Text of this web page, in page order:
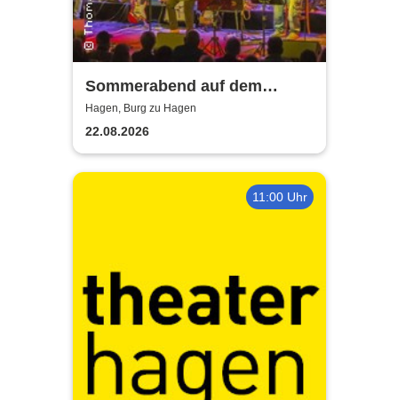
Sommerabend auf dem
Burghof - mit der Band Hagen
Allstars
Hagen, Burg zu Hagen
22.08.2026
11:00 Uhr